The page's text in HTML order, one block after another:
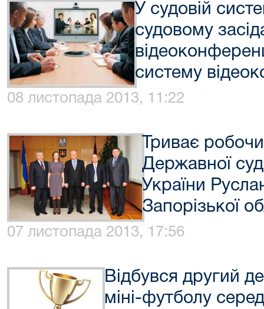
У судовій
судовому
систему
08 листопада 2013, 11:22
Триває
Державної
України
Запорізької
07 листопада 2013, 17:56
Відбувся другий
міні-футболу